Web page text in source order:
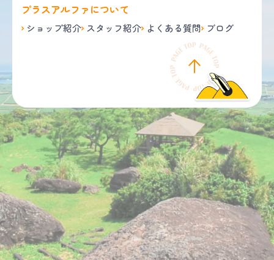
プラスアルファについて
ショップ紹介 スタッフ紹介 よくある質問 ブログ